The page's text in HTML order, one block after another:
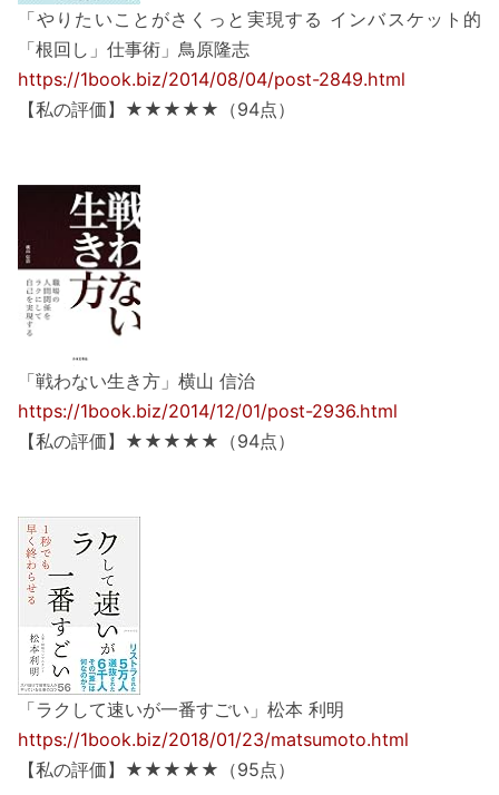
「やりたいことがさくっと実現する インバスケット的
「根回し」仕事術」鳥原隆志
https://1book.biz/2014/08/04/post-2849.html
【私の評価】★★★★★（94点）
「戦わない生き方」横山 信治
https://1book.biz/2014/12/01/post-2936.html
【私の評価】★★★★★（94点）
「ラクして速いが一番すごい」松本 利明
https://1book.biz/2018/01/23/matsumoto.html
【私の評価】★★★★★（95点）